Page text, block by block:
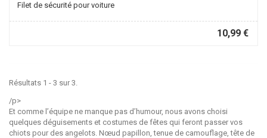
Filet de sécurité pour voiture
10,99 €
Résultats 1 - 3 sur 3.
/p>
Et comme l’équipe ne manque pas d’humour, nous avons choisi
quelques déguisements et costumes de fêtes qui feront passer vos
chiots pour des angelots. Nœud papillon, tenue de camouflage, tête de